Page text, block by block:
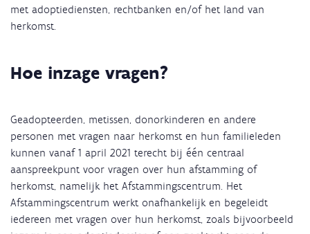
met adoptiediensten, rechtbanken en/of het land van
herkomst.
Hoe inzage vragen?
Geadopteerden, metissen, donorkinderen en andere
personen met vragen naar herkomst en hun familieleden
kunnen vanaf 1 april 2021 terecht bij één centraal
aanspreekpunt voor vragen over hun afstamming of
herkomst, namelijk het Afstammingscentrum. Het
Afstammingscentrum werkt onafhankelijk en begeleidt
iedereen met vragen over hun herkomst, zoals bijvoorbeeld